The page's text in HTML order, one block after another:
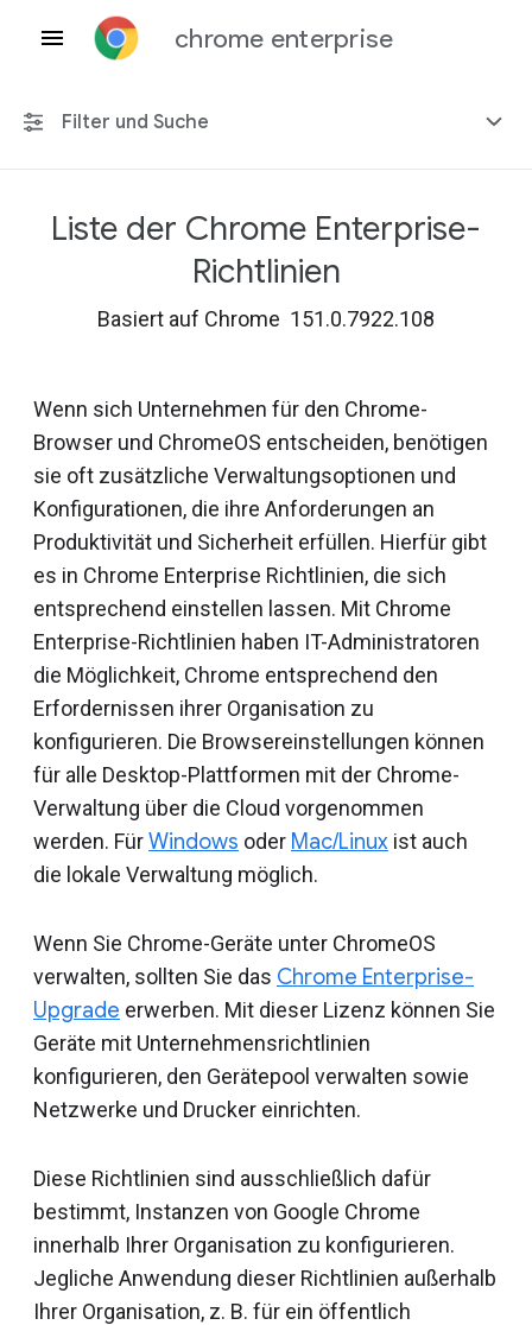
chrome enterprise
Filter und Suche
Alle Plattformen
Einschließlich eingestellter Richtlinien
Liste der Chrome Enterprise-
Richtlinien
Basiert auf Chrome 151.0.7922.108
Wenn sich Unternehmen für den Chrome-
Browser und ChromeOS entscheiden, benötigen
sie oft zusätzliche Verwaltungsoptionen und
Konfigurationen, die ihre Anforderungen an
Produktivität und Sicherheit erfüllen. Hierfür gibt
es in Chrome Enterprise Richtlinien, die sich
entsprechend einstellen lassen. Mit Chrome
Enterprise-Richtlinien haben IT-Administratoren
die Möglichkeit, Chrome entsprechend den
Erfordernissen ihrer Organisation zu
konfigurieren. Die Browsereinstellungen können
für alle Desktop-Plattformen mit der Chrome-
Verwaltung über die Cloud vorgenommen
werden. FürWindows oder Mac/Linux ist auch
die lokale Verwaltung möglich.
Wenn Sie Chrome-Geräte unter ChromeOS
verwalten, sollten Sie das Chrome Enterprise-
Upgrade erwerben. Mit dieser Lizenz können Sie
Geräte mit Unternehmensrichtlinien
konfigurieren, den Gerätepool verwalten sowie
Netzwerke und Drucker einrichten.
Diese Richtlinien sind ausschließlich dafür
bestimmt, Instanzen von Google Chrome
innerhalb Ihrer Organisation zu konfigurieren.
Jegliche Anwendung dieser Richtlinien außerhalb
Ihrer Organisation, z. B. für ein öffentlich